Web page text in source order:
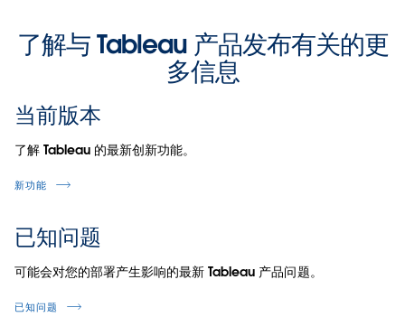
了解与 Tableau 产品发布有关的更
多信息
当前版本
了解 Tableau 的最新创新功能。
新功能
已知问题
可能会对您的部署产生影响的最新 Tableau 产品问题。
已知问题